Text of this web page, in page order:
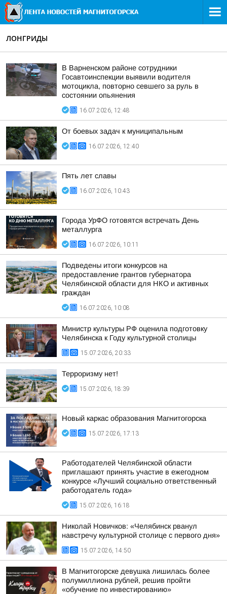
ЛОНГРИДЫ
В Варненском районе сотрудники
Госавтоинспекции выявили водителя
мотоцикла, повторно севшего за руль в
состоянии опьянения
16.07.2026, 12:48
От боевых задач к муниципальным
16.07.2026, 12:40
Пять лет славы
16.07.2026, 10:43
Города УрФО готовятся встречать День
металлурга
16.07.2026, 10:11
Подведены итоги конкурсов на
предоставление грантов губернатора
Челябинской области для НКО и активных
граждан
16.07.2026, 10:08
Министр культуры РФ оценила подготовку
Челябинска к Году культурной столицы
15.07.2026, 20:33
Терроризму нет!
15.07.2026, 18:39
Новый каркас образования Магнитогорска
15.07.2026, 17:13
Работодателей Челябинской области
приглашают принять участие в ежегодном
конкурсе «Лучший социально ответственный
работодатель года»
15.07.2026, 16:18
Николай Новичков: «Челябинск рванул
навстречу культурной столице с первого дня»
15.07.2026, 14:50
В Магнитогорске девушка лишилась более
полумиллиона рублей, решив пройти
«обучение по инвестированию»